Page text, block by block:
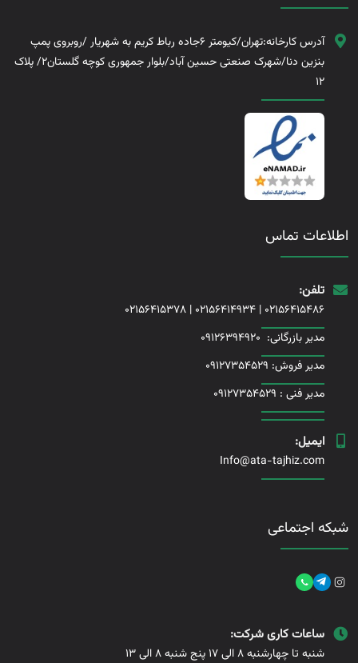
آدرس کارخانه:تهران/کیومتر 6جاده رباط کریم به شهریار /روبروی پمپ
بنزین دنا/شهرک صنعتی حسین آباد/بلوار جمهوری کوچه گلستان2/ پلاک
12
اطلاعات تماس
تلفن:
02156415486
|
02156414934
|
02156415378
مدیر بازرگانی: 09126394920
مدیر فروش: 09127354529
مدیر فنی : 09127354529
ایمیل:
Info@ata-tajhiz.com
شبکه اجتماعی
ساعات کاری شرکت:
شنبه تا چهارشنبه 8 الی 17 پنج شنبه 8 الی 13